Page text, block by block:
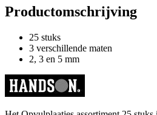
Productomschrijving
25 stuks
3 verschillende maten
2, 3 en 5 mm